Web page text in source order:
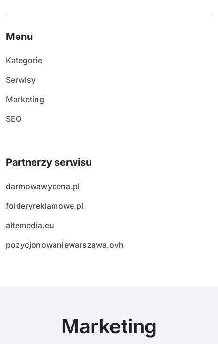
Menu
Kategorie
Serwisy
Marketing
SEO
Partnerzy serwisu
darmowawycena.pl
folderyreklamowe.pl
altemedia.eu
pozycjonowaniewarszawa.ovh
Marketing